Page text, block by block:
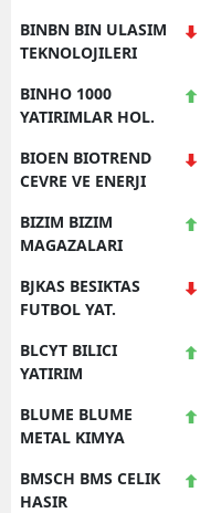
BINBN BIN ULASIM
TEKNOLOJILERI
BINHO 1000
YATIRIMLAR HOL.
BIOEN BIOTREND
CEVRE VE ENERJI
BIZIM BIZIM
MAGAZALARI
BJKAS BESIKTAS
FUTBOL YAT.
BLCYT BILICI
YATIRIM
BLUME BLUME
METAL KIMYA
BMSCH BMS CELIK
HASIR